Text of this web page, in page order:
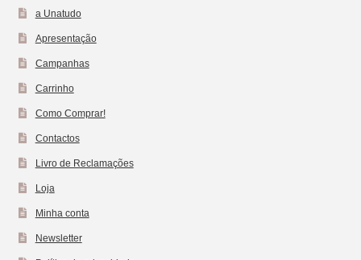
a Unatudo
Apresentação
Campanhas
Carrinho
Como Comprar!
Contactos
Livro de Reclamações
Loja
Minha conta
Newsletter